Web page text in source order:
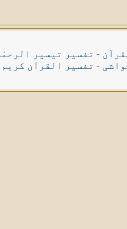
- تفسیر تیسیر
- تفسیر القرآن